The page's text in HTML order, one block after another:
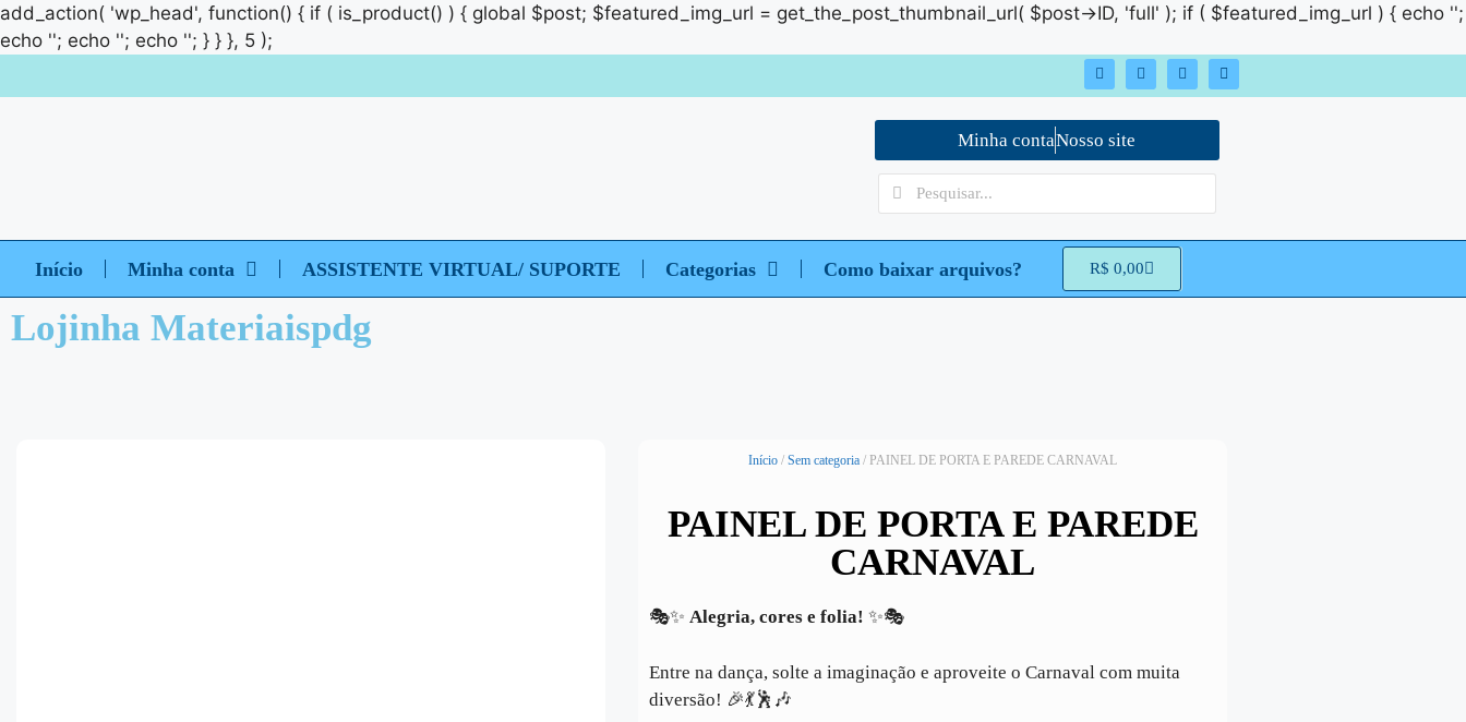
add_action( 'wp_head', function() { if ( is_product() ) { global $post; $featured_img_url = get_the_post_thumbnail_url( $post->ID, 'full' ); if ( $featured_img_url ) { echo '';
echo ''; echo ''; echo ''; } } }, 5 );
Minha contaNosso site
Início Minha conta ASSISTENTE VIRTUAL/ SUPORTE Categorias Como baixar arquivos? R$ 0,00
Lojinha Materiaispdg
Início / Sem categoria / PAINEL DE PORTA E PAREDE CARNAVAL
PAINEL DE PORTA E PAREDE
CARNAVAL
🎭✨ Alegria, cores e folia! ✨🎭
Entre na dança, solte a imaginação e aproveite o Carnaval com muita
diversão! 🎉💃🕺🎶